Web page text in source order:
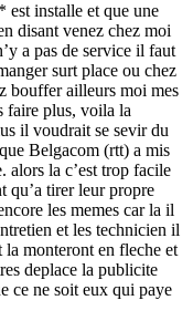
est installe et que une
disant venez chez moi
a pas de service il faut
surt place ou chez
bouffer ailleurs moi mes
faire plus, voila la
il voudrait se sevir du
Belgacom (rtt) a mis
alors la c’est trop facile
qu’a tirer leur propre
les memes car la il
et les technicien il
monteront en fleche et
deplace la publicite
ce ne soit eux qui paye